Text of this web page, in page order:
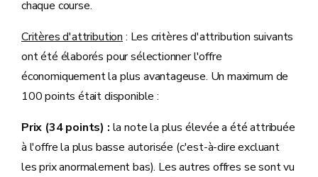
chaque course.
Critères d'attribution : Les critères d'attribution suivants
ont été élaborés pour sélectionner l'offre
économiquement la plus avantageuse. Un maximum de
100 points était disponible :
Prix (34 points) : la note la plus élevée a été attribuée
à l'offre la plus basse autorisée (c'est-à-dire excluant
les prix anormalement bas). Les autres offres se sont vu